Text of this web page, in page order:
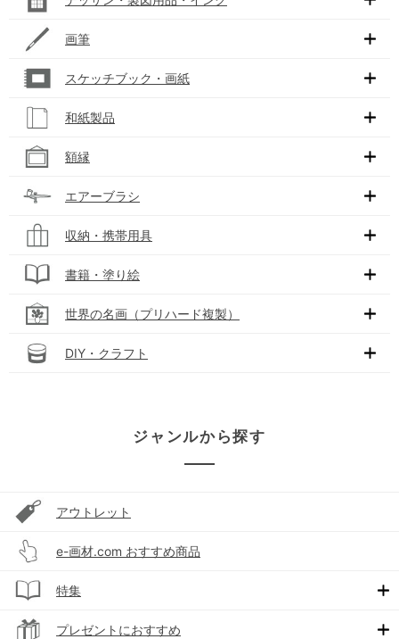
画筆
スケッチブック・画紙
和紙製品
額縁
エアーブラシ
収納・携帯用具
書籍・塗り絵
世界の名画（プリハード複製）
DIY・クラフト
ジャンルから探す
アウトレット
e-画材.com おすすめ商品
特集
プレゼントにおすすめ